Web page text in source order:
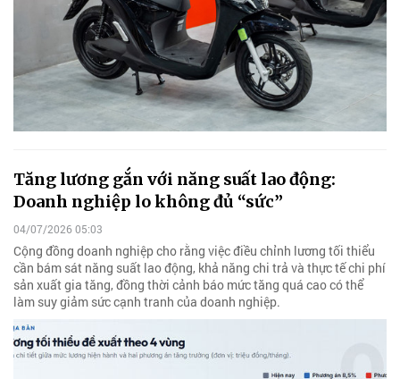
Tăng lương gắn với năng suất lao động:
Doanh nghiệp lo không đủ “sức”
04/07/2026 05:03
Cộng đồng doanh nghiệp cho rằng việc điều chỉnh lương tối thiểu
cần bám sát năng suất lao động, khả năng chi trả và thực tế chi phí
sản xuất gia tăng, đồng thời cảnh báo mức tăng quá cao có thể
làm suy giảm sức cạnh tranh của doanh nghiệp.